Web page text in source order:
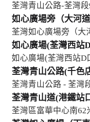
荃灣青山公路-荃灣
如心廣場旁（大河道
荃灣如心廣場旁（大
如心廣場(荃灣西站
如心廣場(荃灣西站D
荃灣青山公路(千色
荃灣青山公路 - 荃灣
荃灣青山道(港鐵站
荃灣區富華中心南62